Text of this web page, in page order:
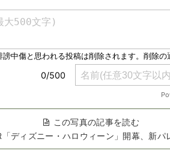
この写真の記事を読む
ディズニー・ハロウィーン」開幕、新パ